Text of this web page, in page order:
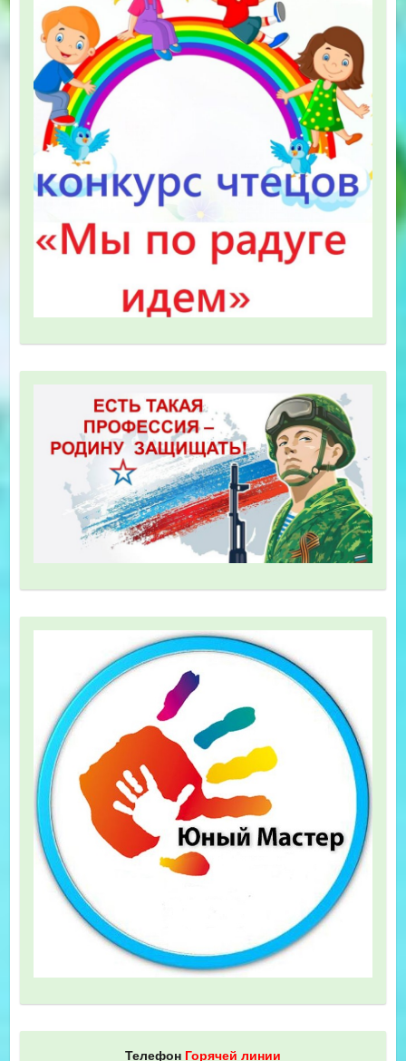
Телефон Горячей линии